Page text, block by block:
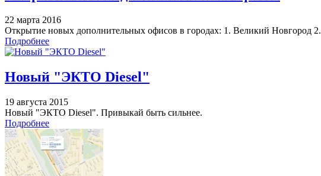
22 марта 2016
Открытие новых дополнительных офисов в городах: 1. Великий Новгород
Подробнее
Новый "ЭКТО Diesel"
19 августа 2015
Новый "ЭКТО Diesel". Привыкай быть сильнее.
Подробнее